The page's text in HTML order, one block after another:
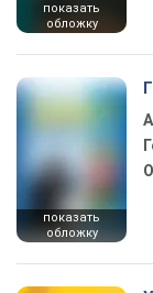
показать
обложку
показать
обложку